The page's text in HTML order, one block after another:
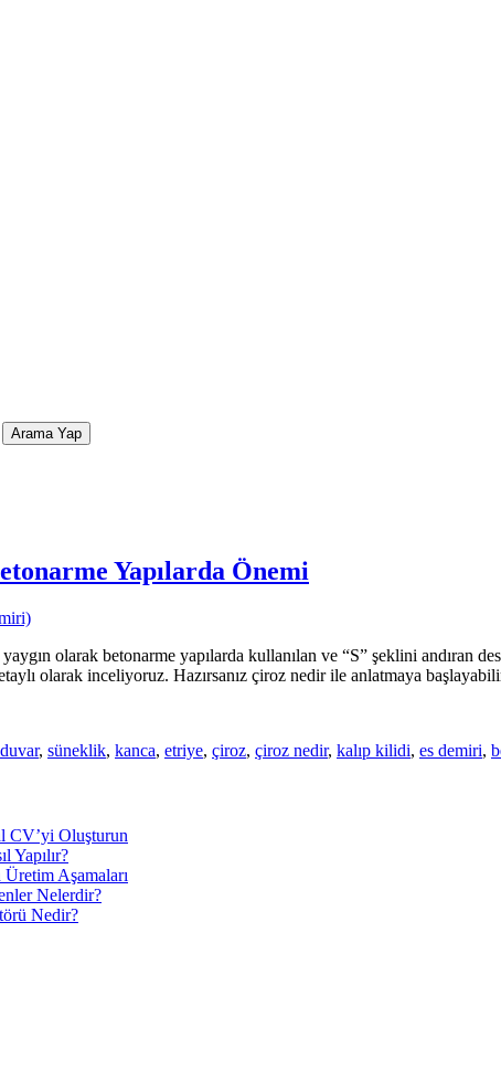
Arama Yap
Yapılarda Önemi
olarak betonarme yapılarda kullanılan ve “S” şeklini andıran
olarak inceliyoruz. Hazırsanız çiroz nedir ile anlatmaya
duvar, süneklik, kanca, etriye, çiroz, çiroz nedir, kalıp kilidi, es demiri,
CV’yi Oluşturun
Yapılır?
Aşamaları
Nelerdir?
Nedir?